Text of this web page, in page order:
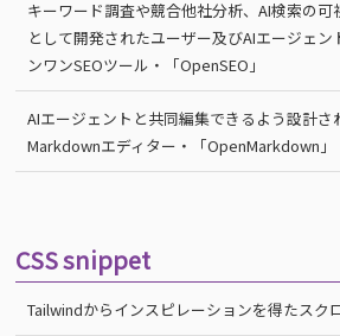
キーワード調査や競合他社分析、AI検索の
として開発されたユーザー及びAIエージェ
ンワンSEOツール・「OpenSEO」
AIエージェントと共同編集できるよう設計さ
Markdownエディター・「OpenMarkdown」
CSS snippet
Tailwindからインスピレーションを得たスク